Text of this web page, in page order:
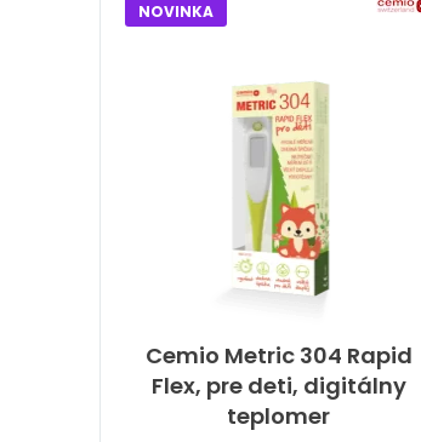
Cemio Metric 304 Rapid
Flex, pre deti, digitálny
teplomer
NOVINKA